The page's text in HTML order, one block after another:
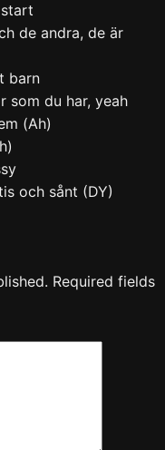
de andra, de är
barn
som du har, yeah
(Ah)
och sånt (DY)
Required fields